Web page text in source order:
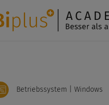
Betriebssystem | Windows